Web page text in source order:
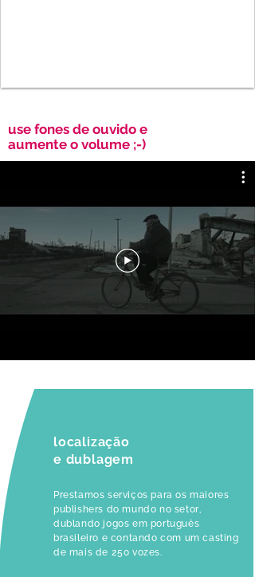
use fones de ouvido e
aumente o volume ;-)
Prestamos serviços para os maiores
publishers do mundo no setor,
dublando jogos em português
brasileiro e contando com um casting
de mais de 250 vozes.
localização
e dublagem